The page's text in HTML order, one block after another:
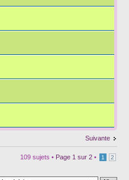
Suivante
109 sujets • Page 1 sur 2 • 1 2